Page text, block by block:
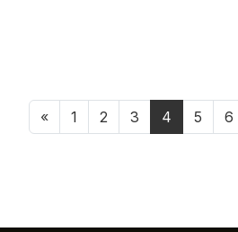
« 1 2 3 4 5 6